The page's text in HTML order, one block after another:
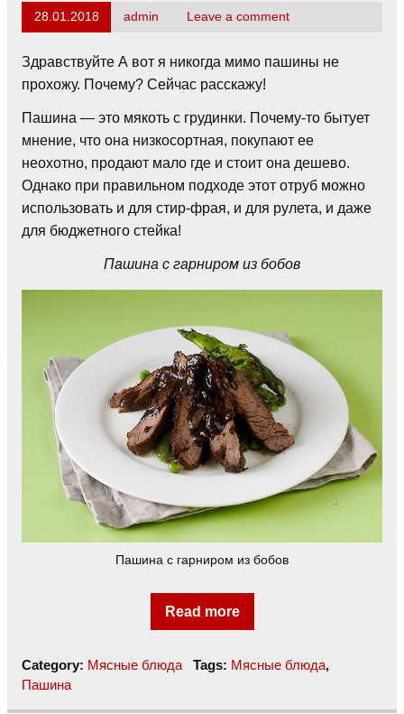
28.01.2018 admin Leave a comment
Здравствуйте А вот я никогда мимо пашины не
прохожу. Почему? Сейчас расскажу!
Пашина — это мякоть с грудинки. Почему-то бытует
мнение, что она низкосортная, покупают ее
неохотно, продают мало где и стоит она дешево.
Однако при правильном подходе этот отруб можно
использовать и для стир-фрая, и для рулета, и даже
для бюджетного стейка!
Пашина с гарниром из бобов
Пашина с гарниром из бобов
Read more
Category: Мясные блюда Tags: Мясные блюда,
Пашина